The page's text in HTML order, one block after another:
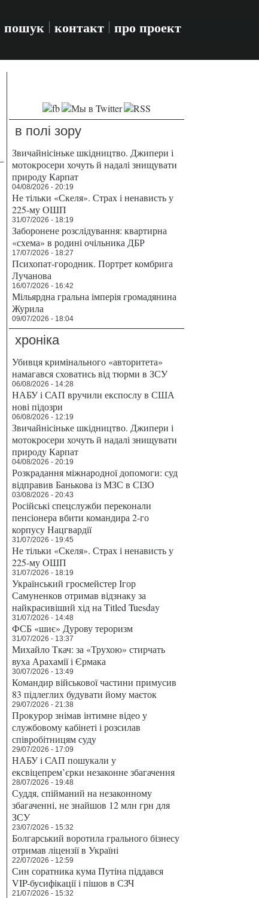
пошук контакт про проект
в полі зору
Звичайнісіньке шкідництво. Джипери і
мотокросери хочуть й надалі знищувати
природу Карпат
04/08/2026 - 20:19
Не тільки «Скеля». Страх і ненависть у
225-му ОШП
31/07/2026 - 18:19
Заборонене розслідування: квартирна
«схема» в родині очільника ДБР
17/07/2026 - 18:27
Психопат-городник. Портрет комбрига
Лучанова
16/07/2026 - 16:42
Мільярдна гральна імперія громадянина
Журила
09/07/2026 - 18:04
хроніка
Убивця кримінального «авторитета»
намагався сховатись від тюрми в ЗСУ
06/08/2026 - 14:28
НАБУ і САП вручили експослу в США
нові підозри
06/08/2026 - 12:19
Звичайнісіньке шкідництво. Джипери і
мотокросери хочуть й надалі знищувати
природу Карпат
04/08/2026 - 20:19
Розкрадання міжнародної допомоги: суд
відправив Банькова із МЗС в СІЗО
03/08/2026 - 20:43
Російські спецслужби переконали
пенсіонера вбити командира 2-го
корпусу Нацгвардії
31/07/2026 - 19:45
Не тільки «Скеля». Страх і ненависть у
225-му ОШП
31/07/2026 - 18:19
Український гросмейстер Ігор
Самуненков отримав відзнаку за
найкрасивіший хід на Titled Tuesday
31/07/2026 - 14:48
ФСБ «шиє» Дурову тероризм
31/07/2026 - 13:37
Михайло Ткач: за «Трухою» стирчать
вуха Арахамії і Єрмака
30/07/2026 - 13:49
Командир військової частини примусив
83 підлеглих будувати йому маєток
29/07/2026 - 21:38
Прокурор знімав інтимне відео у
службовому кабінеті і розсилав
співробітницям суду
29/07/2026 - 17:09
НАБУ і САП пошукали у
ексвіцепрем’єрки незаконне збагачення
28/07/2026 - 19:48
Суддя, спійманий на незаконному
збагаченні, не знайшов 12 млн грн для
ЗСУ
23/07/2026 - 15:32
Болгарський воротила грального бізнесу
отримав ліцензії в Україні
22/07/2026 - 12:59
Син соратника кума Путіна піддався
VIP-бусифікації і пішов в СЗЧ
21/07/2026 - 15:32